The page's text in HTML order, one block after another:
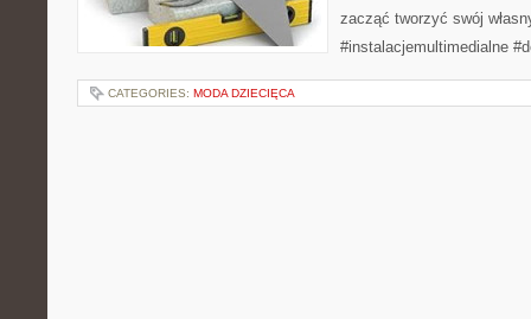
zacząć tworzyć swój
#instalacjemultimedialne
CATEGORIES: MODA DZIECIĘCA